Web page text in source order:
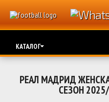
КАТАЛОГ
РЕАЛ МАДРИД
СЕЗОН